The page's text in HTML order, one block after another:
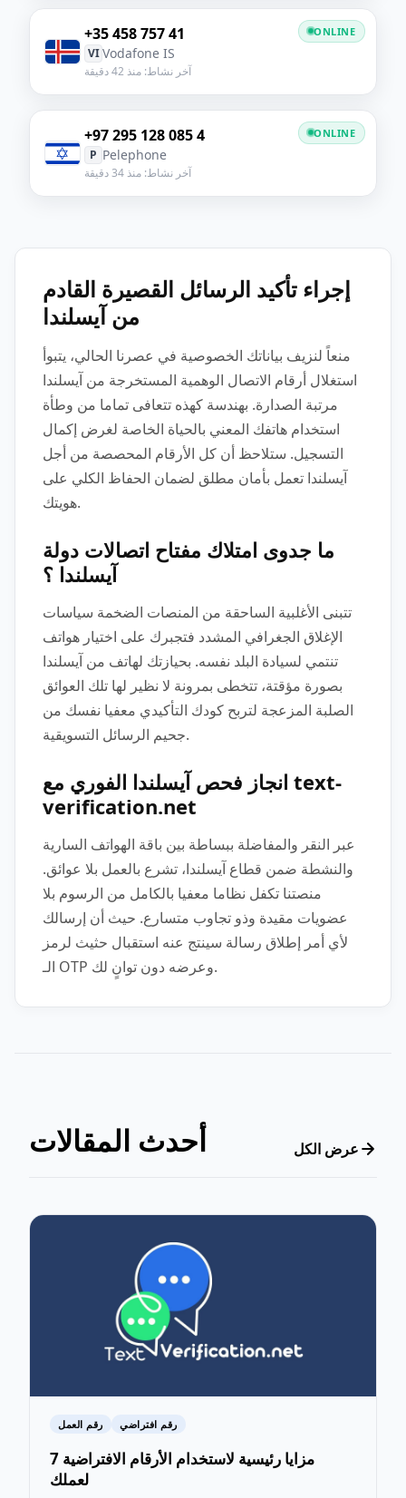
+35 458 757 41
VI Vodafone IS
آخر نشاط: منذ 42 دقيقة
ONLINE
+97 295 128 085 4
P Pelephone
آخر نشاط: منذ 34 دقيقة
ONLINE
إجراء تأكيد الرسائل القصيرة القادم
من آيسلندا
منعاً لنزيف بياناتك الخصوصية في عصرنا الحالي، يتبوأ
استغلال أرقام الاتصال الوهمية المستخرجة من آيسلندا
مرتبة الصدارة. بهندسة كهذه تتعافى تماما من وطأة
استخدام هاتفك المعني بالحياة الخاصة لغرض إكمال
التسجيل. ستلاحظ أن كل الأرقام المحصصة من أجل
آيسلندا تعمل بأمان مطلق لضمان الحفاظ الكلي على
هويتك.
ما جدوى امتلاك مفتاح اتصالات دولة
آيسلندا ؟
تتبنى الأغلبية الساحقة من المنصات الضخمة سياسات
الإغلاق الجغرافي المشدد فتجبرك على اختيار هواتف
تنتمي لسيادة البلد نفسه. بحيازتك لهاتف من آيسلندا
بصورة مؤقتة، تتخطى بمرونة لا نظير لها تلك العوائق
الصلبة المزعجة لتربح كودك التأكيدي معفيا نفسك من
جحيم الرسائل التسويقية.
انجاز فحص آيسلندا الفوري مع text-
verification.net
عبر النقر والمفاضلة ببساطة بين باقة الهواتف السارية
والنشطة ضمن قطاع آيسلندا، تشرع بالعمل بلا عوائق.
منصتنا تكفل نظاما معفيا بالكامل من الرسوم بلا
عضويات مقيدة وذو تجاوب متسارع. حيث أن إرسالك
لأي أمر إطلاق رسالة سينتج عنه استقبال حثيث لرمز
الـ OTP وعرضه دون توانٍ لك.
أحدث المقالات عرض الكل
رقم العمل رقم افتراضي
7 مزايا رئيسية لاستخدام الأرقام الافتراضية
لعملك